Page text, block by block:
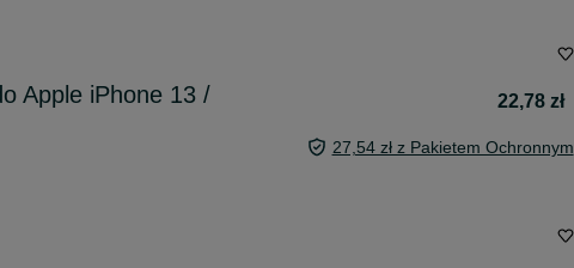
Apple iPhone 13 /
22,78 zł
27,54 zł z Pakietem Ochronnym